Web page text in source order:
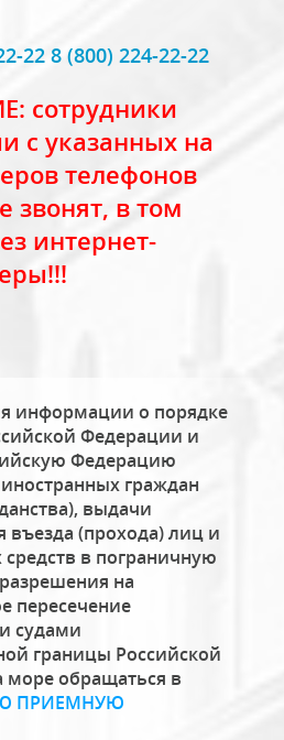
22 8 (800) 224-22-22
сотрудники
с указанных на
телефонов
звонят, в том
интернет-
информации о порядке
Федерации и
Федерацию
граждан
выдачи
въезда (прохода) лиц и
в пограничную
на
пересечение
судами
границы Российской
обращаться в
ПРИЕМНУЮ